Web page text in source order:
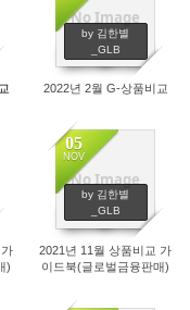
No Image
by 김한별
_GLB
588
2022년 2월 G-상품비교
)
No Image
05
NOV
by 김한별
_GLB
535
2021년 11월 상품비교 가
이드북(글로벌금융판매)